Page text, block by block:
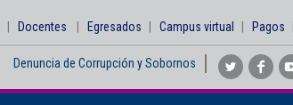
Docentes Egresados Campus virtual Pagos
Denuncia de Corrupción y Sobornos
Inicio